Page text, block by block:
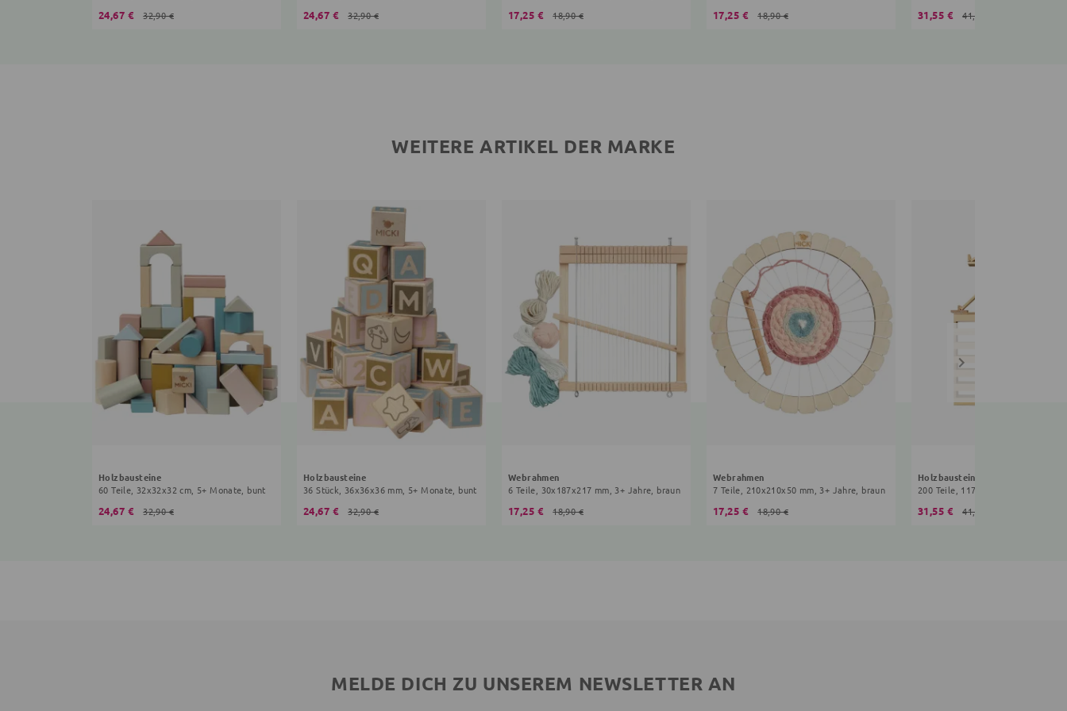
24,67 € 32,90 € 24,67 € 32,90 € 17,25 € 18,90 € 17,25 € 18,90 € 31,55 € 41,90 €
WEITERE ARTIKEL DER MARKE
Holzbausteine
60 Teile, 32x32x32 cm, 5+ Monate, bunt
24,67 € 32,90 €
Holzbausteine
36 Stück, 36x36x36 mm, 5+ Monate, bunt
24,67 € 32,90 €
Webrahmen
6 Teile, 30x187x217 mm, 3+ Jahre, braun
17,25 € 18,90 €
Webrahmen
7 Teile, 210x210x50 mm, 3+ Jahre, braun
17,25 € 18,90 €
Holzbausteine
31,55 € 41,90 €
MELDE DICH ZU UNSEREM NEWSLETTER AN